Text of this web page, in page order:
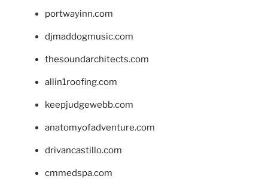
portwayinn.com
djmaddogmusic.com
thesoundarchitects.com
allin1roofing.com
keepjudgewebb.com
anatomyofadventure.com
drivancastillo.com
cmmedspa.com